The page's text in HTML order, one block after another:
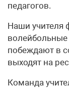
педагогов.
Наши учителя
побеждают в
выходят на
Команда